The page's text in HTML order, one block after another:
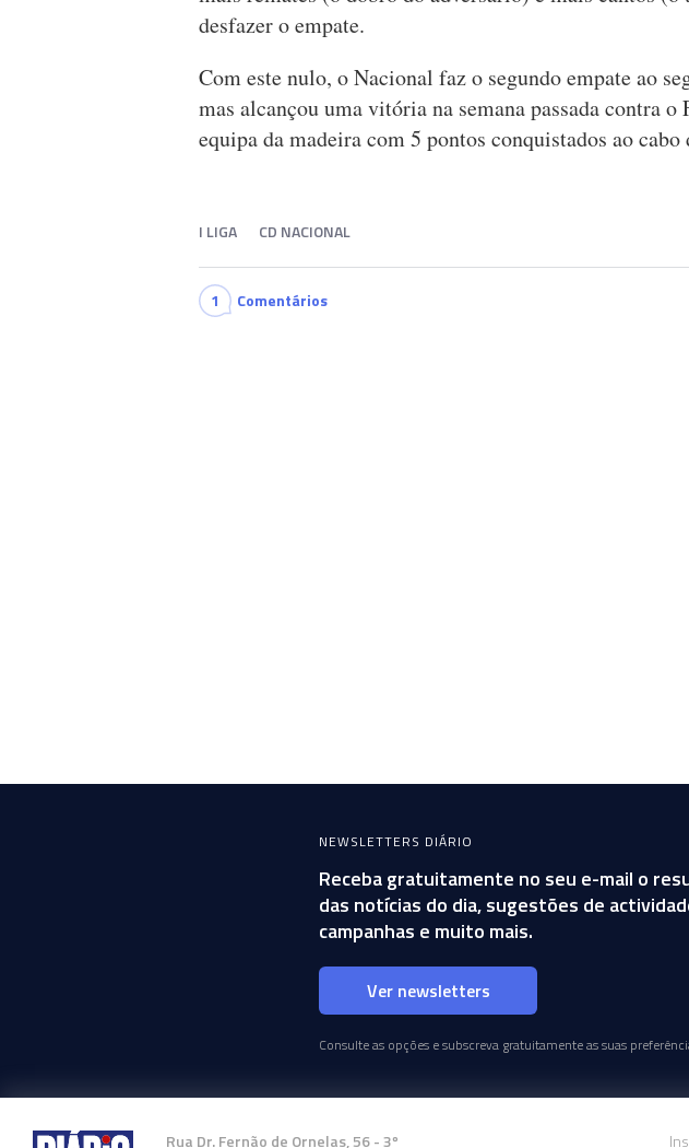
desfazer o empate.
Com este nulo, o Nacional faz o segundo empate ao
mas alcançou uma vitória na semana passada contra o
equipa da madeira com 5 pontos conquistados ao
I LIGA CD NACIONAL
1 Comentários
NEWSLETTERS DIÁRIO
Receba gratuitamente no seu e-mail o
das notícias do dia, sugestões de
campanhas e muito mais.
Ver newsletters
Consulte as opções e subscreva gratuitamente as suas
Rua Dr. Fernão de Ornelas, 56 - 3º